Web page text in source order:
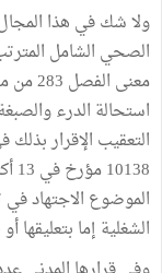
الصحي الشامل
معنى
استحالة الدرء
التعقيب الإقرار
الموضوع الاجتهاد في
الشغلية إما بتعليقها